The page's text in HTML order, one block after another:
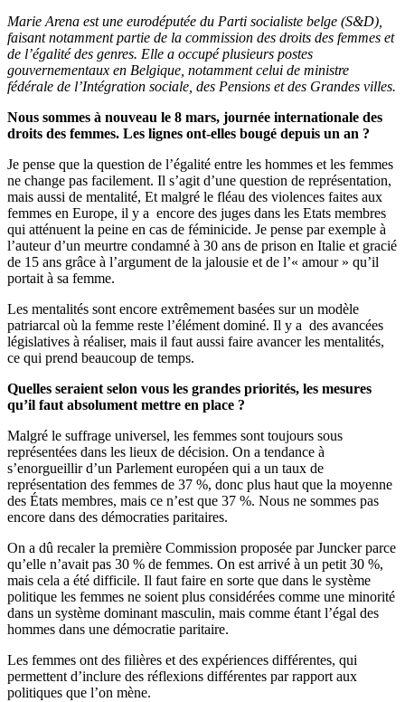
Marie Arena est une eurodéputée du Parti socialiste belge (S&D),
faisant notamment partie de la commission des droits des femmes et
de l’égalité des genres. Elle a occupé plusieurs postes
gouvernementaux en Belgique, notamment celui de ministre
fédérale de l’Intégration sociale, des Pensions et des Grandes villes.
Nous sommes à nouveau le 8 mars, journée internationale des
droits des femmes. Les lignes ont-elles bougé depuis un an ?
Je pense que la question de l’égalité entre les hommes et les femmes
ne change pas facilement. Il s’agit d’une question de représentation,
mais aussi de mentalité, Et malgré le fléau des violences faites aux
femmes en Europe, il y a encore des juges dans les Etats membres
qui atténuent la peine en cas de féminicide. Je pense par exemple à
l’auteur d’un meurtre condamné à 30 ans de prison en Italie et gracié
de 15 ans grâce à l’argument de la jalousie et de l’« amour » qu’il
portait à sa femme.
Les mentalités sont encore extrêmement basées sur un modèle
patriarcal où la femme reste l’élément dominé. Il y a des avancées
législatives à réaliser, mais il faut aussi faire avancer les mentalités,
ce qui prend beaucoup de temps.
Quelles seraient selon vous les grandes priorités, les mesures
qu’il faut absolument mettre en place ?
Malgré le suffrage universel, les femmes sont toujours sous
représentées dans les lieux de décision. On a tendance à
s’enorgueillir d’un Parlement européen qui a un taux de
représentation des femmes de 37 %, donc plus haut que la moyenne
des États membres, mais ce n’est que 37 %. Nous ne sommes pas
encore dans des démocraties paritaires.
On a dû recaler la première Commission proposée par Juncker parce
qu’elle n’avait pas 30 % de femmes. On est arrivé à un petit 30 %,
mais cela a été difficile. Il faut faire en sorte que dans le système
politique les femmes ne soient plus considérées comme une minorité
dans un système dominant masculin, mais comme étant l’égal des
hommes dans une démocratie paritaire.
Les femmes ont des filières et des expériences différentes, qui
permettent d’inclure des réflexions différentes par rapport aux
politiques que l’on mène.